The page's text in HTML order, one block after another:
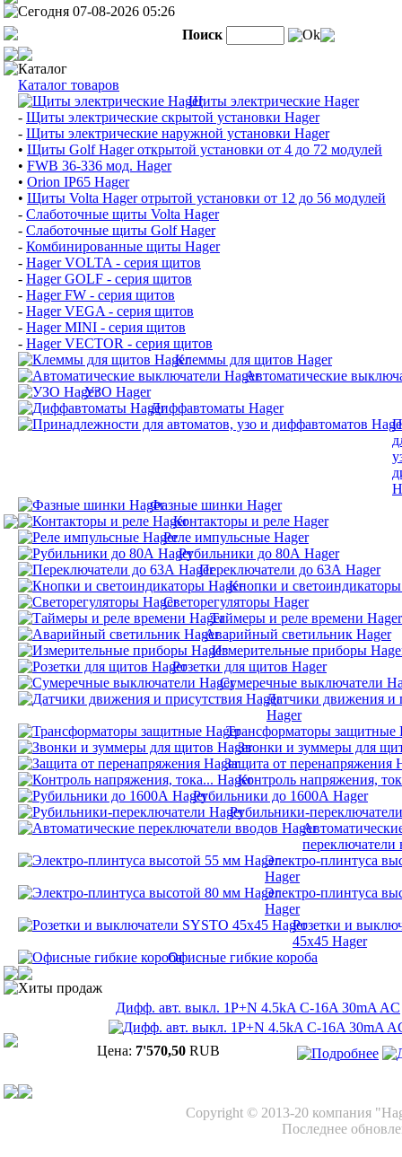
Сегодня 07-08-2026 05:26
Поиск
Ok
Каталог
Каталог товаров
Щиты электрические Hager
- Щиты электрические скрытой установки Hager
- Щиты электрические наружной установки Hager
• Щиты Golf Hager открытой установки от 4 до 72 модулей
• FWB 36-336 мод. Hager
• Orion IP65 Hager
• Щиты Volta Hager отрытой установки от 12 до 56 модулей
- Слаботочные щиты Volta Hager
- Слаботочные щиты Golf Hager
- Комбинированные щиты Hager
- Hager VOLTA - серия щитов
- Hager GOLF - серия щитов
- Hager FW - серия щитов
- Hager VEGA - серия щитов
- Hager MINI - серия щитов
- Hager VECTOR - серия щитов
Клеммы для щитов Hager
Автоматические
УЗО Hager
Диффавтоматы Hager
Фазные шинки Hager
Контакторы и реле Hager
Реле импульсные Hager
Рубильники до 80А Hager
Переключатели до 63А Hager
Кнопки и
Светорегуляторы Hager
Таймеры и реле времени Hager
Аварийный светильник Hager
Измерительные приборы
Розетки для щитов Hager
Сумеречные выключатели
Датчики движения и
Hager
Трансформаторы защитные
Звонки и зуммеры для
Защита от перенапряжения
Контроль напряжения,
Рубильники до 1600А Hager
Рубильники-
переключатели
Электро-плинтуса
Hager
Электро-плинтуса
Hager
Розетки и
45х45 Hager
Офисные гибкие короба
Хиты продаж
Дифф. авт. выкл. 1P+N 4.5kA C-16A 30mA AC
Цена: 7'570,50 RUB
Copyright © 2013-20 компания
Последнее